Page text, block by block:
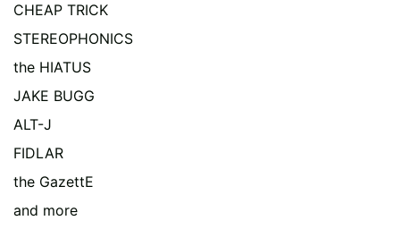
CHEAP TRICK
STEREOPHONICS
the HIATUS
JAKE BUGG
ALT-J
FIDLAR
the GazettE
and more